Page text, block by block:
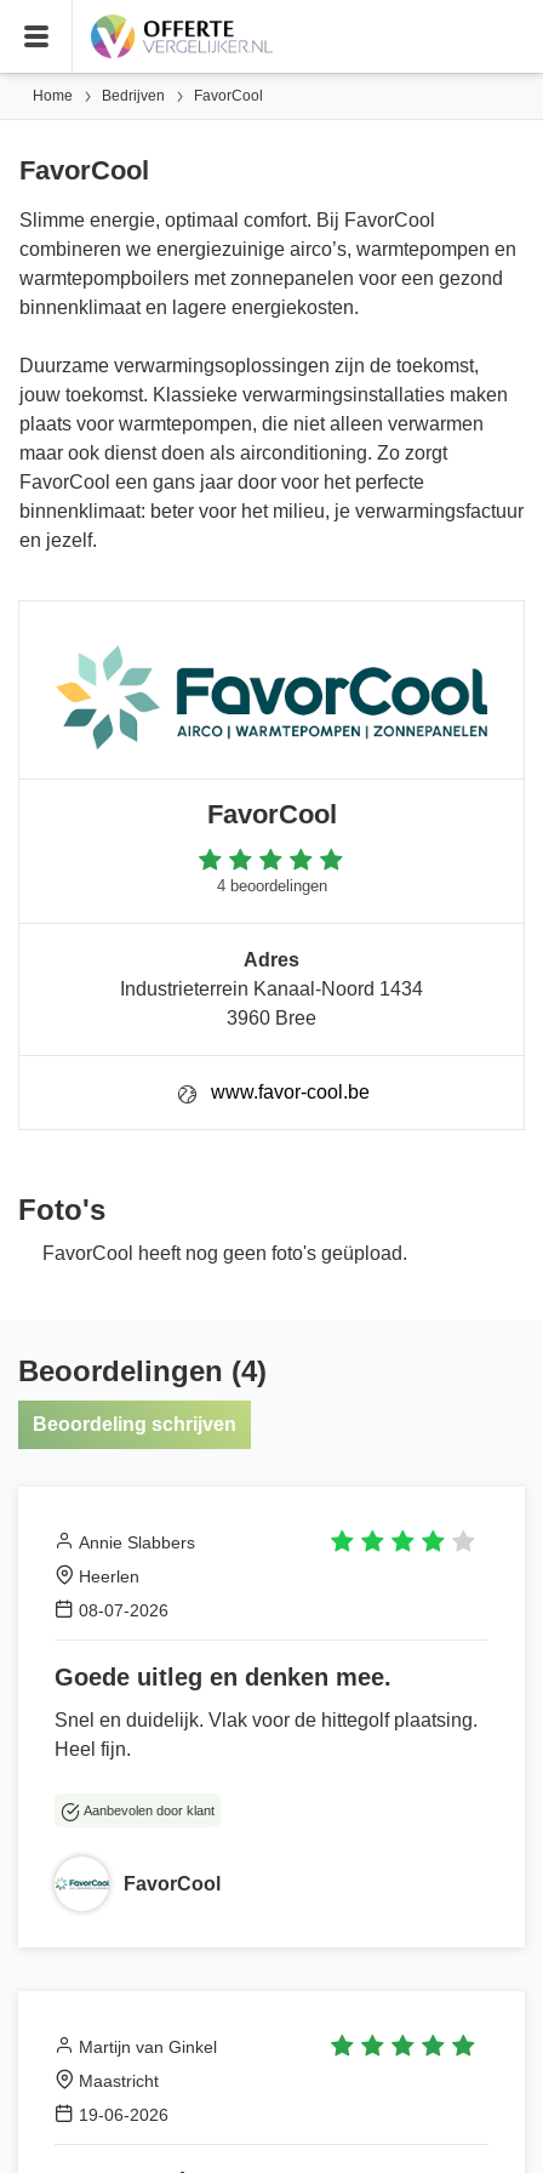
Home Bedrijven FavorCool
FavorCool
Slimme energie, optimaal comfort. Bij FavorCool
combineren we energiezuinige airco’s, warmtepompen en
warmtepompboilers met zonnepanelen voor een gezond
binnenklimaat en lagere energiekosten.
Duurzame verwarmingsoplossingen zijn de toekomst,
jouw toekomst. Klassieke verwarmingsinstallaties maken
plaats voor warmtepompen, die niet alleen verwarmen
maar ook dienst doen als airconditioning. Zo zorgt
FavorCool een gans jaar door voor het perfecte
binnenklimaat: beter voor het milieu, je verwarmingsfactuur
en jezelf.
FavorCool
4 beoordelingen
Adres
Industrieterrein Kanaal-Noord 1434
3960 Bree
www.favor-cool.be
Foto's
FavorCool heeft nog geen foto's geüpload.
Beoordelingen (4)
Beoordeling schrijven
Annie Slabbers
Heerlen
08-07-2026
Goede uitleg en denken mee.
Snel en duidelijk. Vlak voor de hittegolf plaatsing.
Heel fijn.
FavorCool
Aanbevolen door klant
Martijn van Ginkel
Maastricht
19-06-2026